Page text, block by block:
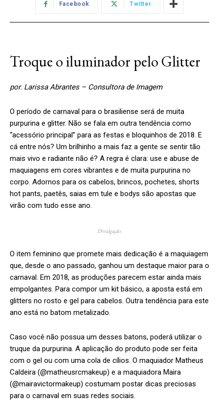
Facebook Twitter
Troque o iluminador pelo Glitter
por. Larissa Abrantes – Consultora de Imagem
O período de carnaval para o brasiliense será de muita
purpurina e glitter. Não se fala em outra tendência como
“acessório principal” para as festas e bloquinhos de 2018. E
cá entre nós? Um brilhinho a mais faz a gente se sentir tão
mais vivo e radiante não é? A regra é clara: use e abuse de
maquiagens em cores vibrantes e de muita purpurina no
corpo. Adornos para os cabelos, brincos, pochetes, shorts
hot pants, paetês, saias em tule e bodys são apostas que
virão com tudo esse ano.
Divulgação.
O item feminino que promete mais dedicação é a maquiagem
que, desde o ano passado, ganhou um destaque maior para o
carnaval. Em 2018, as produções parecem estar ainda mais
empolgantes. Para compor um kit básico, a aposta está em
glitters no rosto e gel para cabelos. Outra tendência para este
ano está no batom metalizado.
Caso você não possua um desses batons, poderá utilizar o
truque da purpurina. A aplicação do produto pode ser feita
com o gel ou com uma cola de cílios. O maquiador Matheus
Caldeira (@matheusrcmakeup) e a maquiadora Maira
(@mairavictormakeup) costumam postar dicas preciosas
para o carnaval em suas redes sociais.